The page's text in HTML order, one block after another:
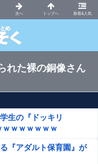
新着&人気
ース速報VIP
れた裸の銅像さん
生の『ドッキリ
ｗｗｗｗｗｗ
『アダルト保育園』が